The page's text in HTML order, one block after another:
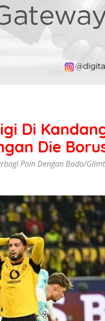
Di
Die
Poin Dengan Bodo/